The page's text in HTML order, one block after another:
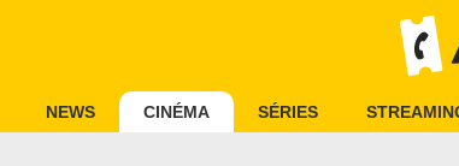
NEWS CINÉMA SÉRIES